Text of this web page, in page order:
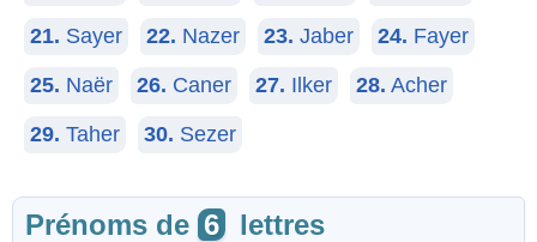
21. Sayer 22. Nazer 23. Jaber 24. Fayer
25. Naër 26. Caner 27. Ilker 28. Acher
29. Taher 30. Sezer
Prénoms de 6 lettres